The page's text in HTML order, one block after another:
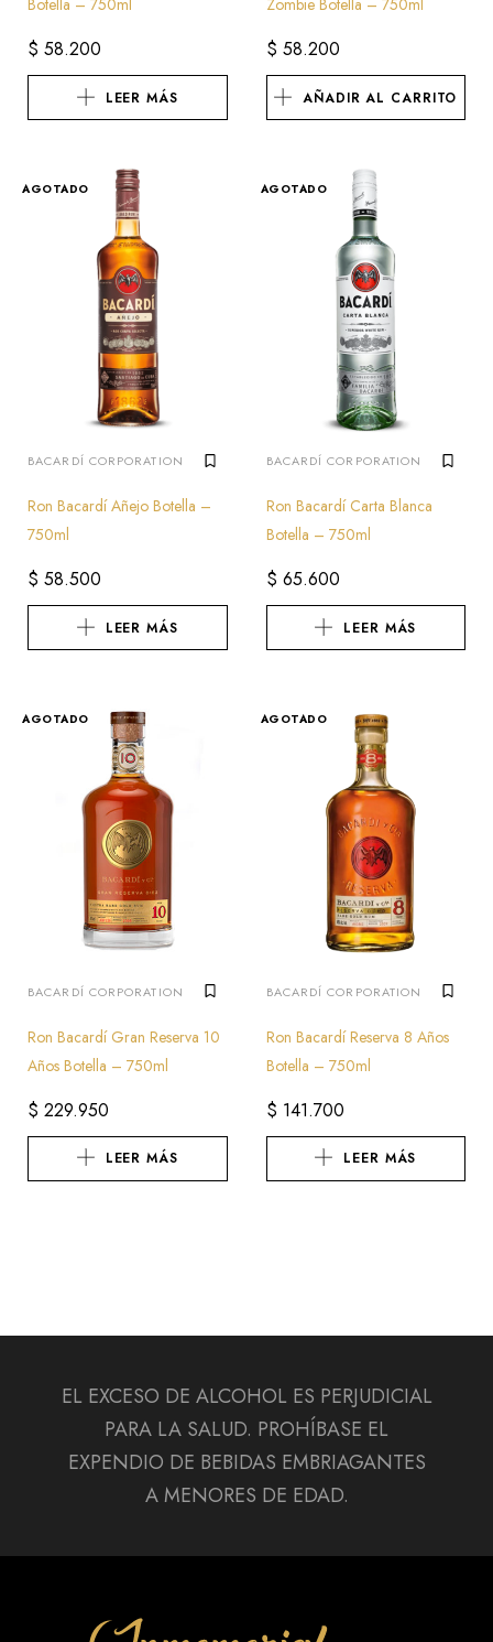
Botella – 750ml
$ 58.200
LEER MÁS
Zombie Botella – 750ml
$ 58.200
AÑADIR AL CARRITO
AGOTADO
BACARDÍ CORPORATION
Ron Bacardí Añejo Botella –
750ml
$ 58.500
LEER MÁS
AGOTADO
BACARDÍ CORPORATION
Ron Bacardí Carta Blanca
Botella – 750ml
$ 65.600
LEER MÁS
AGOTADO
BACARDÍ CORPORATION
Ron Bacardí Gran Reserva 10
Años Botella – 750ml
$ 229.950
LEER MÁS
AGOTADO
BACARDÍ CORPORATION
Ron Bacardí Reserva 8 Años
Botella – 750ml
$ 141.700
LEER MÁS
EL EXCESO DE ALCOHOL ES PERJUDICIAL
PARA LA SALUD. PROHÍBASE EL
EXPENDIO DE BEBIDAS EMBRIAGANTES
A MENORES DE EDAD.